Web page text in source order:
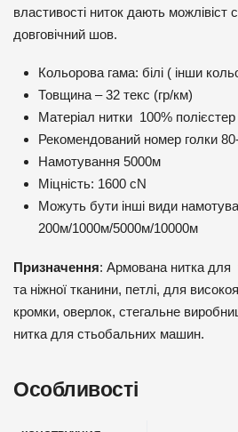
властивості ниток дають можлівіст
довговічний шов.
Кольорова гама: білі ( інши
Товщина – 32 текс (гр/км)
Матеріал нитки 100%
Рекомендований номер голки
Намотування 5000м
Міцність: 1600 cN
Можуть бути інші види
200м/1000м/5000м/10000м
Призначення: Армована нитка для
та ніжної тканини, петлі, для
кромки, оверлок, стегальне
нитка для стьобальних машин.
Особливості